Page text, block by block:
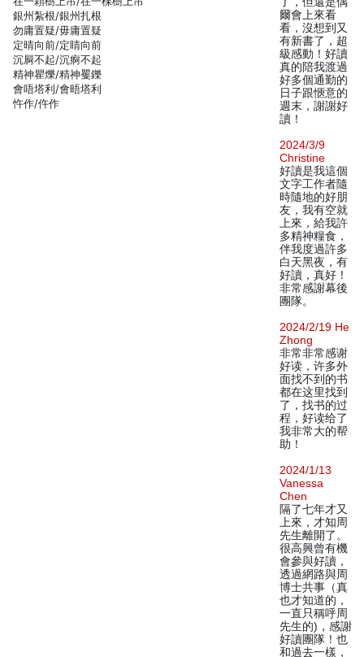
銀州紮根/銀州扎根
勿庸置疑/毋庸置疑
定晴向前/定睛向前
沉屙不起/沉痾不起
精神瞿爍/精神矍鑠
會唔塔利/會晤塔利
忤作/仵作
爾會上來看
看，沒想到又
有新書了，超
級感動！好讀
真的陪我渡過
好多個通勤的
日子跟愜意的
週末，謝謝好
讀！
2024/3/9
Christine
好讀是我這個
文字工作者隨
時隨地的好朋
友，我有空就
上來，給我許
多精神糧食，
伴我度過許多
白天黑夜，有
好讀，真好！
非常感謝幕後
團隊。
2024/2/19 He
Zhong
非常非常感谢
好读，许多外
面找不到的书
都在这里找到
了，找书的过
程，好读给了
我非常大的帮
助！
2024/1/13
Vanessa
Chen
隔了七年才又
上來，才知周
先生離開了。
很高興曾有機
會參與好讀，
透過網路與周
博士共事（真
也才知道的，
一直只稱呼周
先生的)，感謝
好讀團隊！也
和過去一樣，